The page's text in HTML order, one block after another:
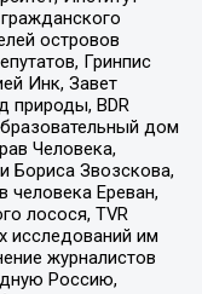
островов
Гринпис
Инк, Завет
природы, BDR
дом
Человека,
Бориса Звозскова,
Ереван,
лосося, TVR
исследований им
журналистов
Россию,